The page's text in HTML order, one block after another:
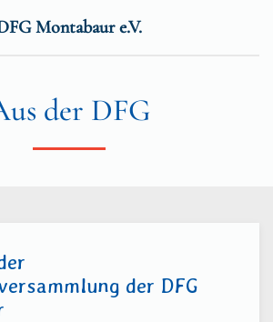
Montabaur e.V.
der DFG
der DFG